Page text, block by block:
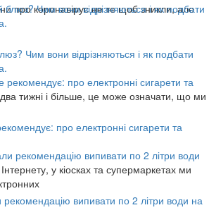
про коронавірус не те щоб зникли, але
Чим вони відрізняються і як подбати
тижні і більше, це може означати, що ми
про електронні сигарети та
у кіосках та супермаркетах ми
рекомендацію випивати по 2 літри води на